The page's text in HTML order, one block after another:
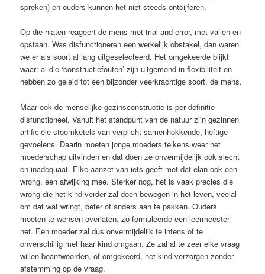
spreken) en ouders kunnen het niet steeds ontcijferen.
Op die hiaten reageert de mens met trial and error, met vallen en
opstaan. Was disfunctioneren een werkelijk obstakel, dan waren
we er als soort al lang uitgeselecteerd. Het omgekeerde blijkt
waar: al die ‘constructiefouten’ zijn uitgemond in flexibiliteit en
hebben zo geleid tot een bijzonder veerkrachtige soort, de mens.
Maar ook de menselijke gezinsconstructie is per definitie
disfunctioneel. Vanuit het standpunt van de natuur zijn gezinnen
artificiële stoomketels van verplicht samenhokkende, heftige
gevoelens. Daarin moeten jonge moeders telkens weer het
moederschap uitvinden en dat doen ze onvermijdelijk ook slecht
en inadequaat. Elke aanzet van iets geeft met dat elan ook een
wrong, een afwijking mee. Sterker nog, het is vaak precies die
wrong die het kind verder zal doen bewegen in het leven, veelal
om dat wat wringt, beter of anders aan te pakken. Ouders
moeten te wensen overlaten, zo formuleerde een leermeester
het. Een moeder zal dus onvermijdelijk te intens of te
onverschillig met haar kind omgaan. Ze zal al te zeer elke vraag
willen beantwoorden, of omgekeerd, het kind verzorgen zonder
afstemming op de vraag.